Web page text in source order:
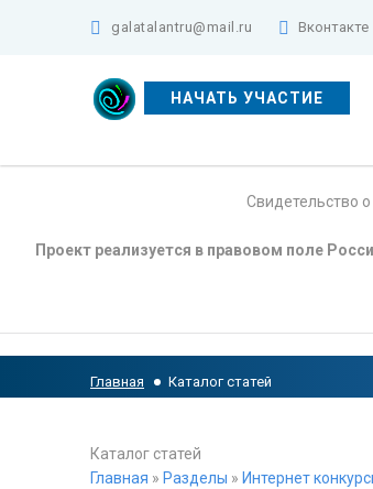
galatalantru@mail.ru Вконтакте
НАЧАТЬ УЧАСТИЕ
Свидетельство
Проект реализуется в правовом поле
Главная Каталог статей
Каталог статей
Главная » Разделы » Интернет